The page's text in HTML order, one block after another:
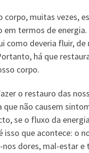
corpo, muitas vezes,
em termos de energia.
como deveria fluir, de
há que
corpo.
o restauro das
que não causem
se o fluxo da
isso que acontece: o
nos dores, mal-estar e